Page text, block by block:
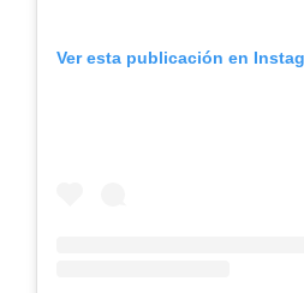
Ver esta publicación en